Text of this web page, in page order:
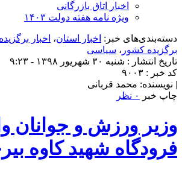
اخبار اتاق بازرگانی
ویژه نامه هفته دولت ۱۴۰۳
دسته‌بندی‌های خبر: اخبار استان، اخبار
برگزیده کشور ، سیاسی
تاریخ انتشار : شنبه ۳۰ شهریور ۱۳۹۸ - ۹:۲۳
کد خبر : ۹۰۰۳
| نویسنده: محمد قربانی
چاپ خبر
۰ نظر
وزیر ورزش و جوانان
فرودگاه شهید کاوه